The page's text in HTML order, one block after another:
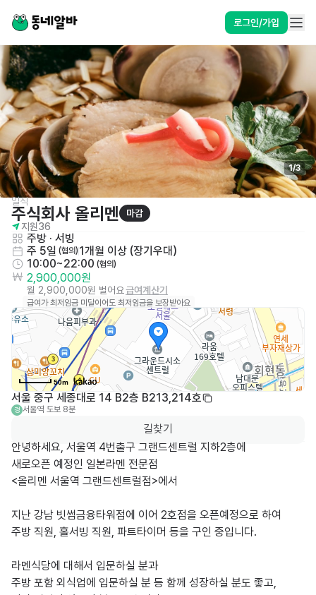
로그인/가입
1/3
일식
주식회사 올리멘
마감
지원36
주방 · 서빙
주 5일 (협의) 1개월 이상 (장기우대)
10:00~22:00 (협의)
2,900,000원
월 2,900,000원 벌어요급여계산기
급여가 최저임금 미달이어도 최저임금을 보장받아요
50m
서울 중구 세종대로 14 B2층 B213,214호
경 서울역 도보 8분
길찾기
안녕하세요, 서울역 4번출구 그랜드센트럴 지하2층에
새로오픈 예정인 일본라멘 전문점
<올리멘 서울역 그랜드센트럴점>에서
지난 강남 빗썸금융타워점에 이어 2호점을 오픈예정으로 하여
주방 직원, 홀서빙 직원, 파트타이머 등을 구인 중입니다.
라멘식당에 대해서 입문하실 분과
주방 포함 외식업에 입문하실 분 등 함께 성장하실 분도 좋고,